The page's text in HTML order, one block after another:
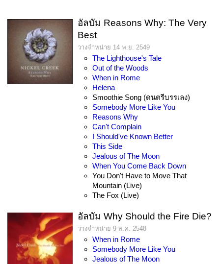
อัลบัม Reasons Why: The Very
Best
วางจำหน่าย 14 พ.ย. 2549
The Lighthouse's Tale
Out of the Woods
When in Rome
Helena
Smoothie Song (ดนตรีบรรเลง)
Somebody More Like You
Reasons Why
Can't Complain
I Should've Known Better
This Side
Jealous of The Moon
When You Come Back Down
You Don't Have to Move That
Mountain (Live)
The Fox (Live)
อัลบัม Why Should the Fire Die?
วางจำหน่าย 9 ส.ค. 2548
When in Rome
Somebody More Like You
Jealous of The Moon